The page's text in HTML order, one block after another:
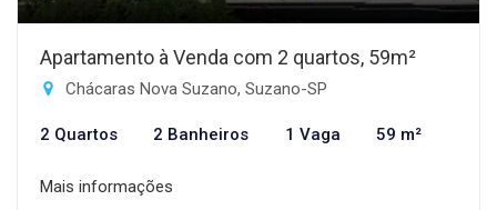
Apartamento à Venda com 2 quartos, 59m²
Chácaras Nova Suzano, Suzano-SP
2 Quartos 2 Banheiros 1 Vaga 59 m²
Mais informações